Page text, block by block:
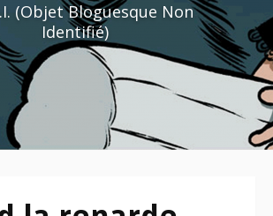
(Objet Bloguesque Non
Identifié)